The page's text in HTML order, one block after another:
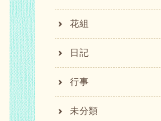
花組
日記
行事
未分類